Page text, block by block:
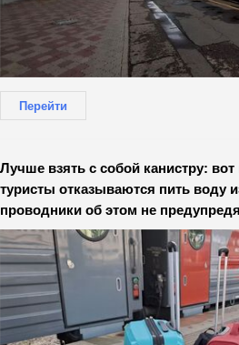
Перейти
Лучше взять с собой канистру:
туристы отказываются пить воду
проводники об этом не